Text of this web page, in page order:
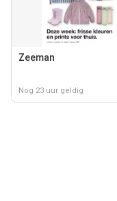
Zeeman
Nog 23 uur geldig